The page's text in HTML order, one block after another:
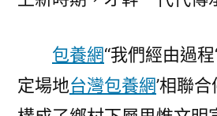
包養網“我們經由過
定場地台灣包養網’相聯